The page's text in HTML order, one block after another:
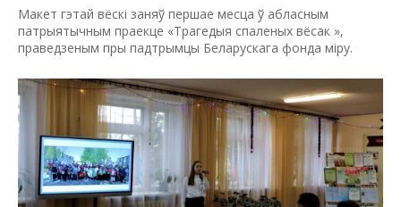
Макет гэтай вёскі заняў першае месца ў абласным
патрыятычным праекце «Трагедыя спаленых вёсак »,
праведзеным пры падтрымцы Беларускага фонда міру.